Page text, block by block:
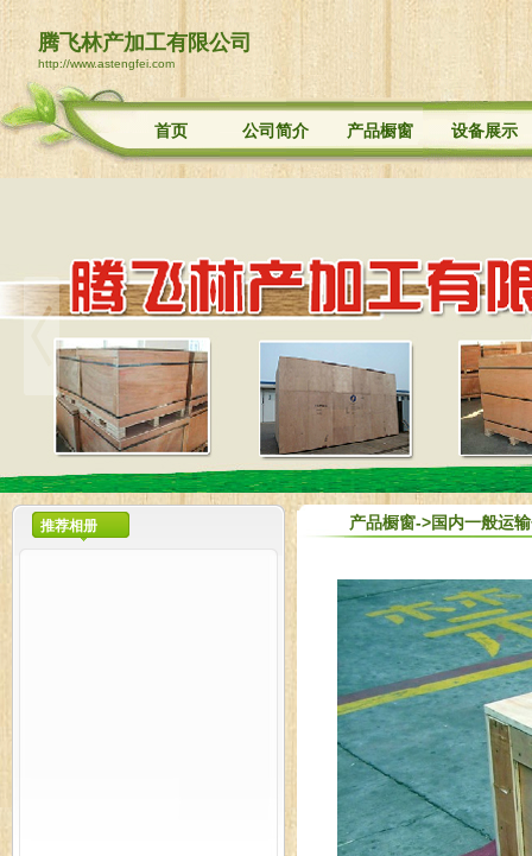
腾飞林产加工有限公司
http://www.astengfei.com
首页 公司简介 产品橱窗 设备展示
推荐相册 产品橱窗->国内一般运